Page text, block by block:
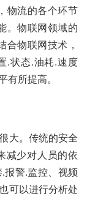
物流的各个环节
。物联网领域的
合物联网技术，
.状态.油耗.速度
有所提高。
大。传统的安全
减少对人员的依
报警.监控、视频
可以进行分析处